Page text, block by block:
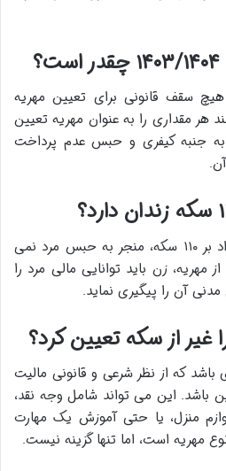
های ۱۴۰۳ و ۱۴۰۴، هیچ سقف قانونی برای تعیین مهریه
هر مقداری را به عنوان مهریه تعیین
مربوط به جنبه کیفری و حبس عدم پرداخت
خیر، عدم پرداخت مهریه مازاد بر ۱۱۰ سکه، منجر به حبس مرد نمی
زن باید توانایی مالی مرد را
مدنی آن را پیگیری نماید.
غیر از سکه تعیین کرد؟
باشد که از نظر شرعی و قانونی مالیت
این می تواند شامل وجه نقد،
منزل، یا حتی آموزش یک مهارت
مهریه است، اما تنها گزینه نیست.